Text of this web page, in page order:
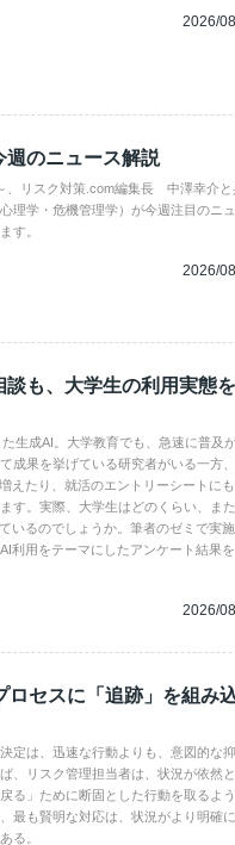
2026/
週のニュース解説
、リスク対策.com編集長 中澤幸介と
理学・危機管理学）が今週注目のニ
す。
2026/
も、大学生の利用実態
生成AI。大学教育でも、急速に普及
成果を挙げている研究者がいる一方
えたり、就活のエントリーシートに
す。実際、大学生はどのくらい、ま
いるのでしょうか。筆者のゼミで実施
利用をテーマにしたアンケート結果を
2026/
セスに「追跡」を組み
定は、迅速な行動よりも、意図的な抑
、リスク管理担当者は、状況が依然
る」ために断固とした行動を取るよ
最も賢明な対応は、状況がより明確
る。